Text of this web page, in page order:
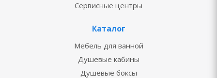
Сервисные центры
Каталог
Мебель для ванной
Душевые кабины
Душевые боксы